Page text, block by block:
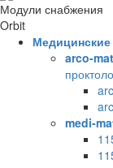
Модули снабжения
Orbit
Медицинские
arco-
medi-